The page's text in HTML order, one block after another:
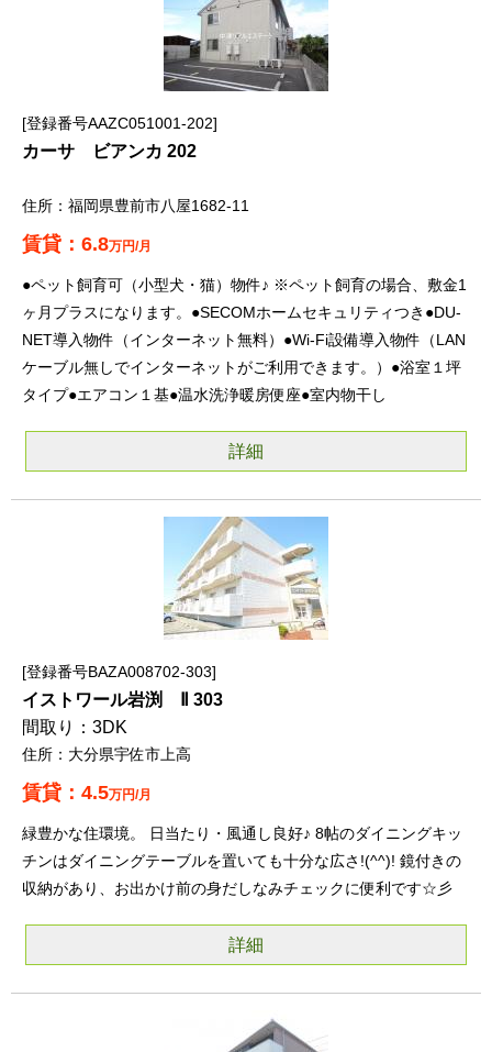
登録番号AAZC051001-202
カーサ ビアンカ 202
福岡県豊前市八屋1682-11
6.8万円/月
●ペット飼育可（小型犬・猫）物件♪ ※ペット飼育の場合、敷金1
ヶ月プラスになります。●SECOMホームセキュリティつき●DU-
NET導入物件（インターネット無料）●Wi-Fi設備導入物件（LAN
ケーブル無しでインターネットがご利用できます。）●浴室１坪
タイプ●エアコン１基●温水洗浄暖房便座●室内物干し
詳細
登録番号BAZA008702-303
イストワール岩渕 Ⅱ 303
3DK
大分県宇佐市上高
4.5万円/月
緑豊かな住環境。 日当たり・風通し良好♪ 8帖のダイニングキッ
チンはダイニングテーブルを置いても十分な広さ!(^^)! 鏡付きの
収納があり、お出かけ前の身だしなみチェックに便利です☆彡
詳細